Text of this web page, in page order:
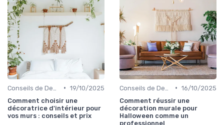
• 19/10/2025
Comment choisir une
décoratrice d'intérieur pour
vos murs : conseils et prix
• 16/10/2025
Comment réussir une
décoration murale pour
Halloween comme un
professionnel